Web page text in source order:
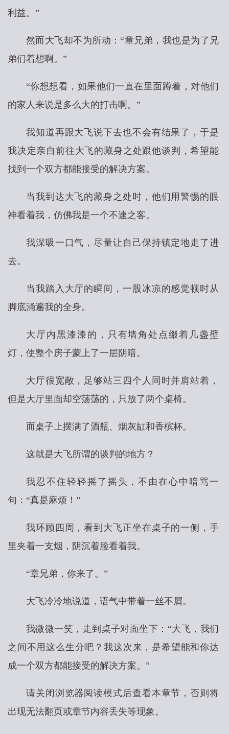
利益。”
然而大飞却不为所动：“章兄弟，我也是为了兄
弟们着想啊。”
“你想想看，如果他们一直在里面蹲着，对他们
的家人来说是多么大的打击啊。”
我知道再跟大飞说下去也不会有结果了，于是
我决定亲自前往大飞的藏身之处跟他谈判，希望能
找到一个双方都能接受的解决方案。
当我到达大飞的藏身之处时，他们用警惕的眼
神看着我，仿佛我是一个不速之客。
我深吸一口气，尽量让自己保持镇定地走了进
去。
当我踏入大厅的瞬间，一股冰凉的感觉顿时从
脚底涌遍我的全身。
大厅内黑漆漆的，只有墙角处点缀着几盏壁
灯，使整个房子蒙上了一层阴暗。
大厅很宽敞，足够站三四个人同时并肩站着，
但是大厅里面却空荡荡的，只放了两个桌椅。
而桌子上摆满了酒瓶、烟灰缸和香槟杯。
这就是大飞所谓的谈判的地方？
我忍不住轻轻摇了摇头，不由在心中暗骂一
句：“真是麻烦！”
我环顾四周，看到大飞正坐在桌子的一侧，手
里夹着一支烟，阴沉着脸看着我。
“章兄弟，你来了。”
大飞冷冷地说道，语气中带着一丝不屑。
我微微一笑，走到桌子对面坐下：“大飞，我们
之间不用这么生分吧？我这次来，是希望能和你达
成一个双方都能接受的解决方案。”
请关闭浏览器阅读模式后查看本章节，否则将
出现无法翻页或章节内容丢失等现象。